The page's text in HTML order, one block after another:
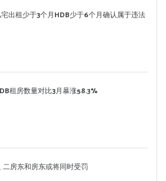
出租少于3个月HDB少于6个月确认属于违法
租房数量对比3月暴涨58.3%
二房东和房东或将同时受罚